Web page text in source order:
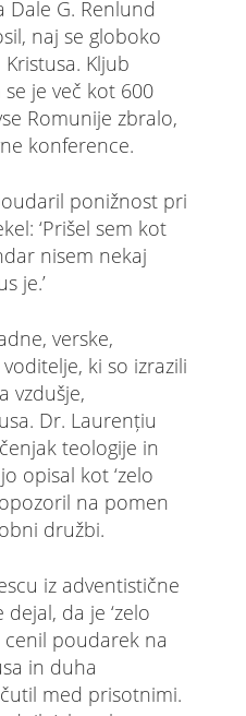
Dale G. Renlund
naj se globoko
Kljub
je več kot 600
Romunije zbralo,
konference.
ponižnost pri
‘Prišel sem kot
nisem nekaj
je.’
verske,
ki so izrazili
vzdušje,
Dr. Laurențiu
teologije in
opisal kot ‘zelo
na pomen
družbi.
iz adventistične
da je ‘zelo
cenil poudarek na
in duha
med prisotnimi.